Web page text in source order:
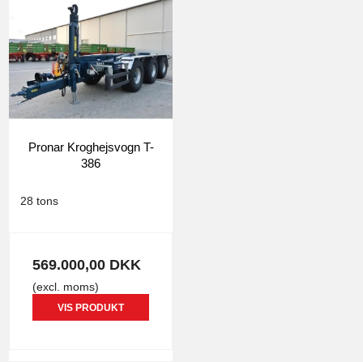
Pronar Kroghejsvogn T-
386
28 tons
569.000,00 DKK
(excl. moms)
VIS PRODUKT